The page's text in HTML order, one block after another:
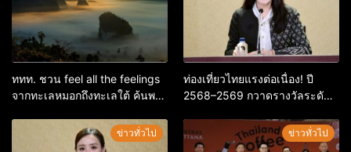
ททท. ชวน feel all the feelings
จากทะเลหมอกถึงทะเลใต้ ค้นพบ
ท่องเที่ยวไทยแรงต่อเนื่อง! ปี
2568–2569 กวาดรางวัลระดับ
จุดหมายปลายทางนักท่องเที่ยว
จากทั่วโลก
ข่าวทั่วไป ข่าวทั่วไป